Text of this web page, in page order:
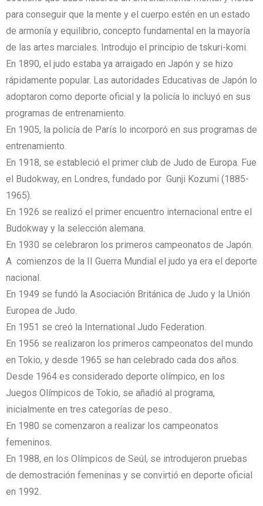
para conseguir que la mente y el cuerpo estén en un estado
de armonía y equilibrio, concepto fundamental en la mayoría
de las artes marciales. Introdujo el principio de tskuri-komi.
En 1890, el judo estaba ya arraigado en Japón y se hizo
rápidamente popular. Las autoridades Educativas de Japón lo
adoptaron como deporte oficial y la policía lo incluyó en sus
programas de entrenamiento.
En 1905, la policía de París lo incorporó en sus programas de
entrenamiento.
En 1918, se estableció el primer club de Judo de Europa. Fue
el Budokway, en Londres, fundado por Gunji Kozumi (1885-
1965).
En 1926 se realizó el primer encuentro internacional entre el
Budokway y la selección alemana.
En 1930 se celebraron los primeros campeonatos de Japón.
A comienzos de la II Guerra Mundial el judo ya era el deporte
nacional.
En 1949 se fundó la Asociación Británica de Judo y la Unión
Europea de Judo.
En 1951 se creó la International Judo Federation.
En 1956 se realizaron los primeros campeonatos del mundo
en Tokio, y desde 1965 se han celebrado cada dos años.
Desde 1964 es considerado deporte olímpico, en los
Juegos Olímpicos de Tokio, se añadió al programa,
inicialmente en tres categorías de peso..
En 1980 se comenzaron a realizar los campeonatos
femeninos.
En 1988, en los Olímpicos de Seúl, se introdujeron pruebas
de demostración femeninas y se convirtió en deporte oficial
en 1992.